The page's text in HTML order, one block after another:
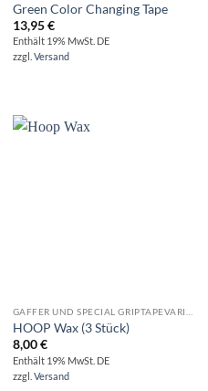
Green Color Changing Tape
13,95€
Enthält 19% MwSt. DE
zzgl. Versand
GAFFER UND SPECIAL GRIPTAPEVARIANTEN
HOOP Wax (3 Stück)
8,00€
Enthält 19% MwSt. DE
zzgl. Versand